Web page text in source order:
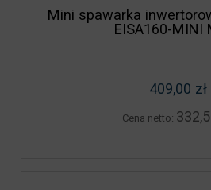
Mini spawarka
EISA160-MINI
409,00 zł
Cena netto: